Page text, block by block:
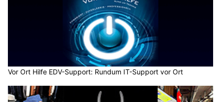
Vor Ort Hilfe EDV-Support: Rundum IT-Support vor Ort